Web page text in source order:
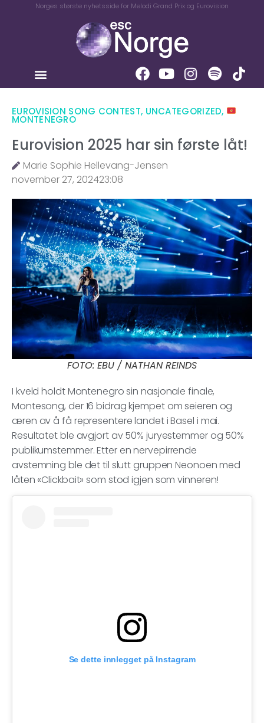
Norges største nyhetsside for Melodi Grand Prix og Eurovision
EUROVISION SONG CONTEST, UNCATEGORIZED,
MONTENEGRO
Eurovision 2025 har sin første låt!
Marie Sophie Hellevang-Jensen
november 27, 202423:08
FOTO: EBU / NATHAN REINDS
I kveld holdt Montenegro sin nasjonale finale,
Montesong, der 16 bidrag kjempet om seieren og
æren av å få representere landet i Basel i mai.
Resultatet ble avgjort av 50% juryestemmer og 50%
publikumstemmer. Etter en nervepirrende
avstemning ble det til slutt gruppen Neonoen med
låten «Clickbait» som stod igjen som vinneren!
Se dette innlegget på Instagram